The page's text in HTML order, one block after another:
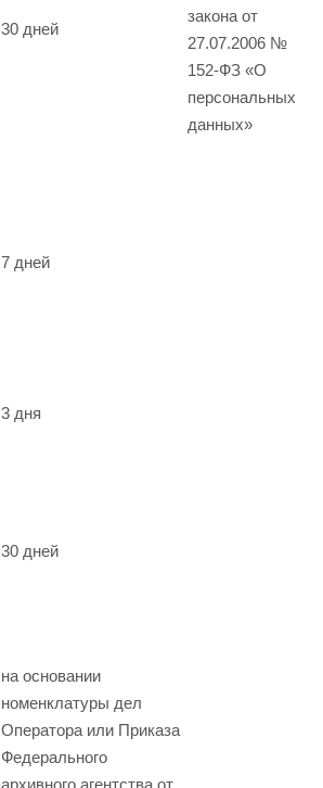
30 дней
закона от
27.07.2006 №
152-ФЗ «О
персональных
данных»
7 дней
3 дня
30 дней
на основании
номенклатуры дел
Оператора или Приказа
Федерального
архивного агентства от